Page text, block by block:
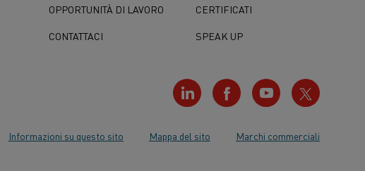
OPPORTUNITÀ DI LAVORO
CONTATTACI
CERTIFICATI
SPEAK UP
Informazioni su questo sito Mappa del sito Marchi commerciali